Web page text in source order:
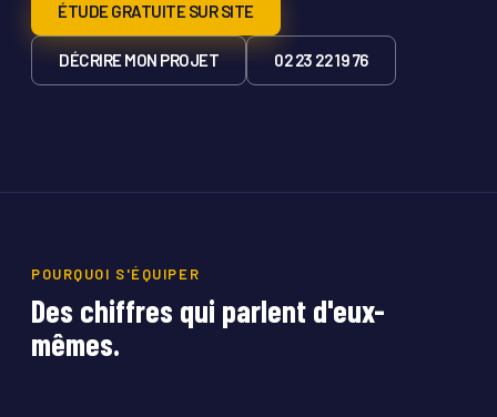
ÉTUDE GRATUITE SUR SITE
DÉCRIRE MON PROJET 02 23 22 19 76
POURQUOI S'ÉQUIPER
Des chiffres qui parlent d'eux-
mêmes.